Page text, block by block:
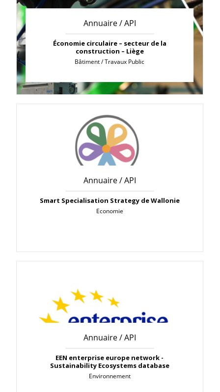
Annuaire / API
Économie circulaire – secteur de la
construction – Liège
Bâtiment / Travaux Public
Annuaire / API
Smart Specialisation Strategy de Wallonie
Economie
Annuaire / API
EEN enterprise europe network -
Sustainability Ecosystems database
Environnement